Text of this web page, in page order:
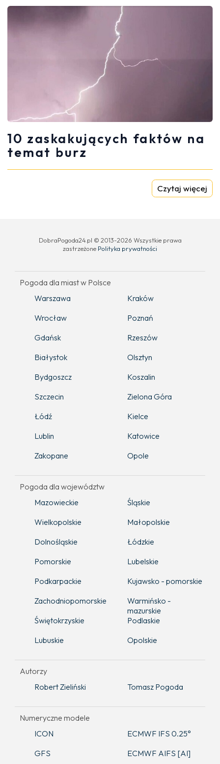
10 zaskakujących faktów na
temat burz
Czytaj więcej
DobraPogoda24.pl © 2013-2026 Wszystkie prawa
zastrzeżone Polityka prywatności
Pogoda dla miast w Polsce
Warszawa
Kraków
Wrocław
Poznań
Gdańsk
Rzeszów
Białystok
Olsztyn
Bydgoszcz
Koszalin
Szczecin
Zielona Góra
Łódź
Kielce
Lublin
Katowice
Zakopane
Opole
Pogoda dla województw
Mazowieckie
Śląskie
Wielkopolskie
Małopolskie
Dolnośląskie
Łódzkie
Pomorskie
Lubelskie
Podkarpackie
Kujawsko - pomorskie
Zachodniopomorskie
Warmińsko -
mazurskie
Świętokrzyskie
Podlaskie
Lubuskie
Opolskie
Autorzy
Robert Zieliński
Tomasz Pogoda
Numeryczne modele
ICON
ECMWF IFS 0.25°
GFS
ECMWF AIFS [AI]